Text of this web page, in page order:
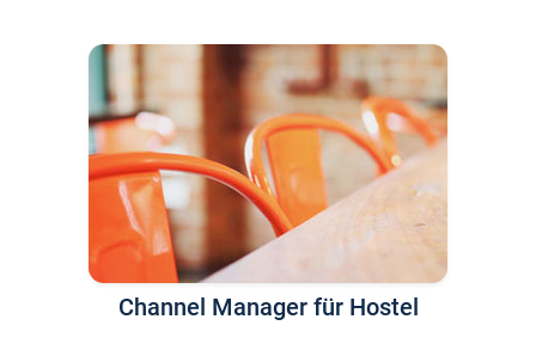
Channel Manager für Hostel